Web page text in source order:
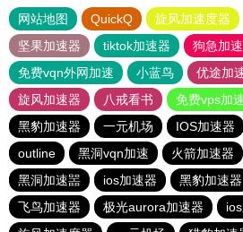
网站地图 QuickQ 旋风加速度器
坚果加速器
tiktok加速器
狗急加
免费vqn外网加速
小蓝鸟 优途加
旋风加速器
八戒看书
免费vps加
黑豹加速器
一元机场 IOS加速器
outline
黑洞vqn加速 火箭加速器
黑洞加速噐
ios加速器 黑豹加速器
飞鸟加速器
极光aurora加速器